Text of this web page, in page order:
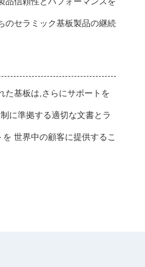
のセラミック基板製品の継続
た基板は,さらにサポートを
に準拠する適切な文書とラ
世界中の顧客に提供するこ